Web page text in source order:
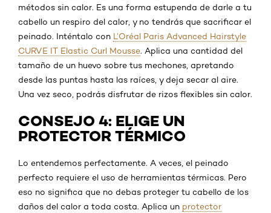
métodos sin calor. Es una forma estupenda de darle a tu
cabello un respiro del calor, y no tendrás que sacrificar el
peinado. Inténtalo con L’Oréal Paris Advanced Hairstyle
CURVE IT Elastic Curl Mousse. Aplica una cantidad del
tamaño de un huevo sobre tus mechones, apretando
desde las puntas hasta las raíces, y deja secar al aire.
Una vez seco, podrás disfrutar de rizos flexibles sin calor.
CONSEJO 4: ELIGE UN
PROTECTOR TÉRMICO
Lo entendemos perfectamente. A veces, el peinado
perfecto requiere el uso de herramientas térmicas. Pero
eso no significa que no debas proteger tu cabello de los
daños del calor a toda costa. Aplica un protector